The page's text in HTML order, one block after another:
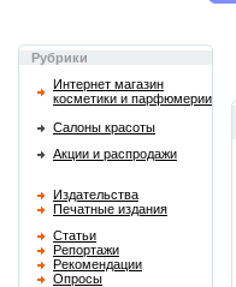
Рубрики
Интернет магазин
косметики и парфюмерии
Салоны красоты
Акции и распродажи
Издательства
Печатные издания
Статьи
Репортажи
Рекомендации
Опросы